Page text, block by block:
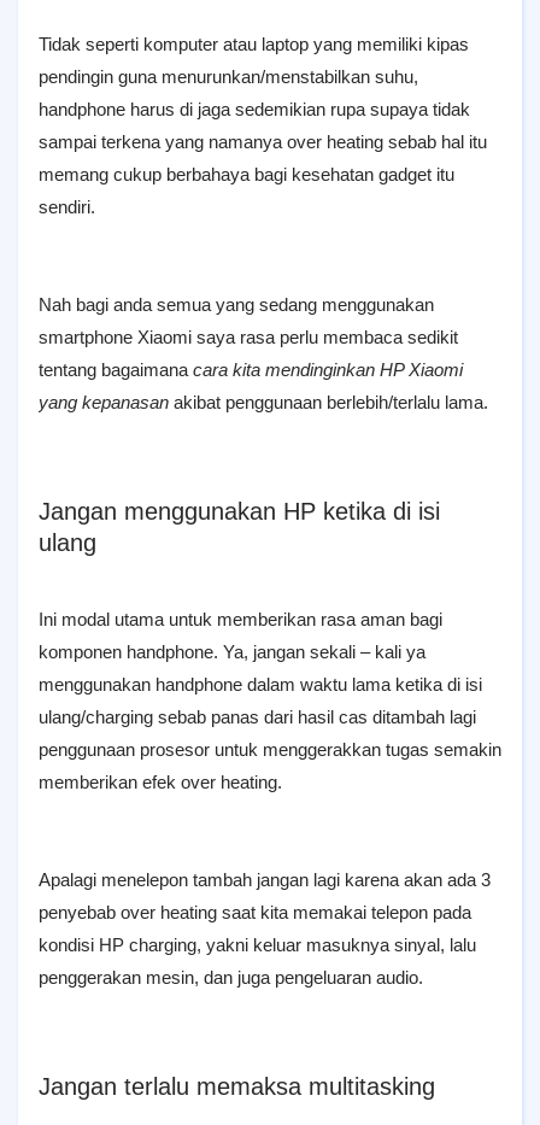
Tidak seperti komputer atau laptop yang memiliki kipas
pendingin guna menurunkan/menstabilkan suhu,
handphone harus di jaga sedemikian rupa supaya tidak
sampai terkena yang namanya over heating sebab hal itu
memang cukup berbahaya bagi kesehatan gadget itu
sendiri.
Nah bagi anda semua yang sedang menggunakan
smartphone Xiaomi saya rasa perlu membaca sedikit
tentang bagaimana cara kita mendinginkan HP Xiaomi
yang kepanasan akibat penggunaan berlebih/terlalu lama.
Jangan menggunakan HP ketika di isi
ulang
Ini modal utama untuk memberikan rasa aman bagi
komponen handphone. Ya, jangan sekali – kali ya
menggunakan handphone dalam waktu lama ketika di isi
ulang/charging sebab panas dari hasil cas ditambah lagi
penggunaan prosesor untuk menggerakkan tugas semakin
memberikan efek over heating.
Apalagi menelepon tambah jangan lagi karena akan ada 3
penyebab over heating saat kita memakai telepon pada
kondisi HP charging, yakni keluar masuknya sinyal, lalu
penggerakan mesin, dan juga pengeluaran audio.
Jangan terlalu memaksa multitasking